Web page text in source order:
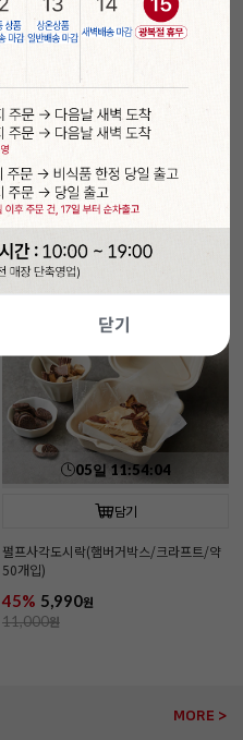
닫기
담기
[코지아트]구움과자박스 (4개입/베이지/
대)
21% 5,490 원
6,990원
기간
할인
05일 11:54:02
담기
펄프사각도시락(햄버거박스/크라프트/약
50개입)
45% 5,990원
11,000원
MORE >